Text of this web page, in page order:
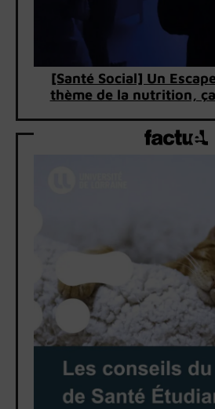
[Santé Social] Un
thème de la nutrition,